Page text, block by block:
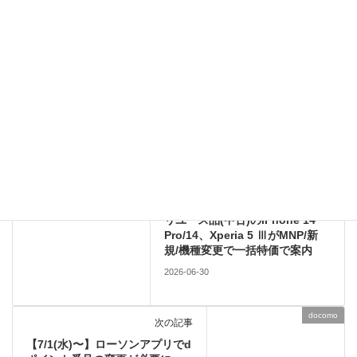
リユース品(中古)のiPhone 14
Pro/14、Xperia 5 ⅢがMNP/新
規/機種変更で一括特価で案内
2026-06-30
docomo
次の記事
【7/1(水)〜】ローソンアプリでd